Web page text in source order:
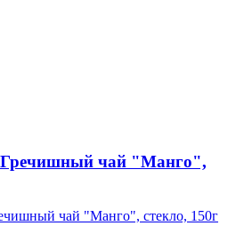
Гречишный чай "Манго",